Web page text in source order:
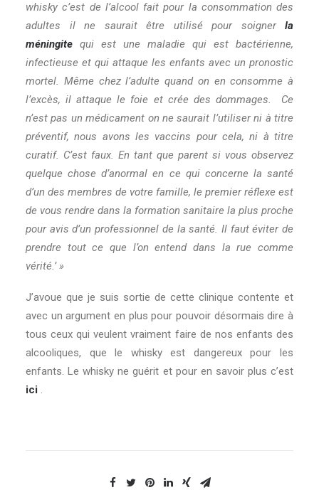
whisky c’est de l’alcool fait pour la consommation des
adultes il ne saurait être utilisé pour soigner la
méningite qui est une maladie qui est bactérienne,
infectieuse et qui attaque les enfants avec un pronostic
mortel. Même chez l’adulte quand on en consomme à
l’excès, il attaque le foie et crée des dommages. Ce
n’est pas un médicament on ne saurait l’utiliser ni à titre
préventif, nous avons les vaccins pour cela, ni à titre
curatif. C’est faux. En tant que parent si vous observez
quelque chose d’anormal en ce qui concerne la santé
d’un des membres de votre famille, le premier réflexe est
de vous rendre dans la formation sanitaire la plus proche
pour avis d’un professionnel de la santé. Il faut éviter de
prendre tout ce que l’on entend dans la rue comme
vérité.’ »
J’avoue que je suis sortie de cette clinique contente et
avec un argument en plus pour pouvoir désormais dire à
tous ceux qui veulent vraiment faire de nos enfants des
alcooliques, que le whisky est dangereux pour les
enfants. Le whisky ne guérit et pour en savoir plus c’est
ici .